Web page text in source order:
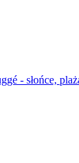
- słońce,